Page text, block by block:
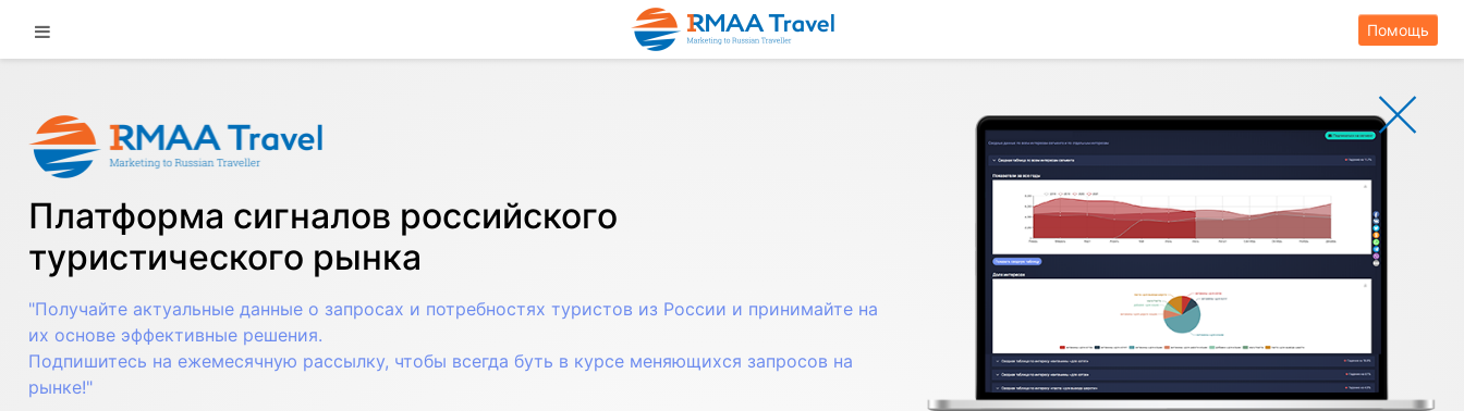
Помощь
Платформа сигналов российского
туристического рынка
"Получайте актуальные данные о запросах и потребностях туристов из России и принимайте на
их основе эффективные решения.
Подпишитесь на ежемесячную рассылку, чтобы всегда буть в курсе меняющихся запросов на
рынке!"